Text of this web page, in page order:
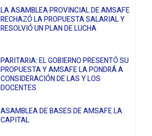
LA ASAMBLEA PROVINCIAL DE AMSAFE
RECHAZÓ LA PROPUESTA SALARIAL Y
RESOLVIÓ UN PLAN DE LUCHA
PARITARIA: EL GOBIERNO PRESENTÓ SU
PROPUESTA Y AMSAFE LA PONDRÁ A
CONSIDERACIÓN DE LAS Y LOS
DOCENTES
ASAMBLEA DE BASES DE AMSAFE LA
CAPITAL